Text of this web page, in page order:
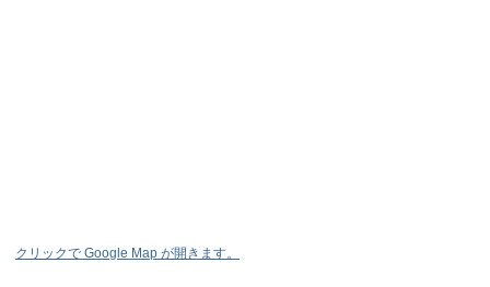
クリックで Google Map が開きます。